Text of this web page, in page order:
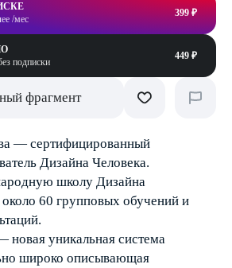
/мес
399 ₽
подписки
449 ₽
фрагмент
— сертифицированный
Дизайна Человека.
школу Дизайна
60 групповых обучений и
новая уникальная система
широко описывающая